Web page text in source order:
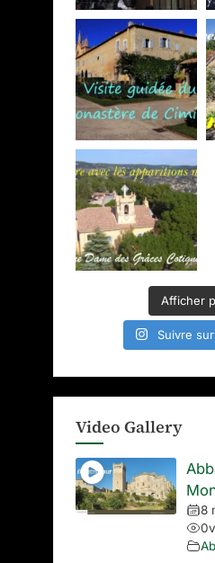
Afficher
Suivre
Video Gallery
8
0